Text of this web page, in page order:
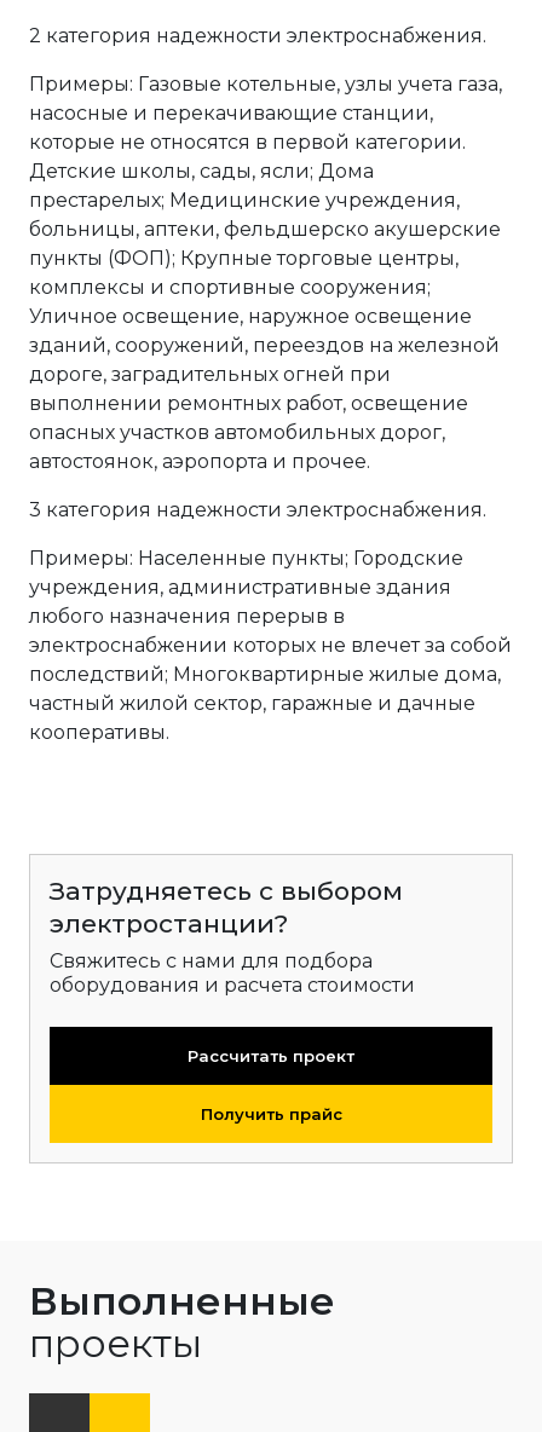
2 категория надежности электроснабжения.
Примеры: Газовые котельные, узлы учета газа,
насосные и перекачивающие станции,
которые не относятся в первой категории.
Детские школы, сады, ясли; Дома
престарелых; Медицинские учреждения,
больницы, аптеки, фельдшерско акушерские
пункты (ФОП); Крупные торговые центры,
комплексы и спортивные сооружения;
Уличное освещение, наружное освещение
зданий, сооружений, переездов на железной
дороге, заградительных огней при
выполнении ремонтных работ, освещение
опасных участков автомобильных дорог,
автостоянок, аэропорта и прочее.
3 категория надежности электроснабжения.
Примеры: Населенные пункты; Городские
учреждения, административные здания
любого назначения перерыв в
электроснабжении которых не влечет за собой
последствий; Многоквартирные жилые дома,
частный жилой сектор, гаражные и дачные
кооперативы.
Затрудняетесь с выбором
электростанции?
Свяжитесь с нами для подбора
оборудования и расчета стоимости
Рассчитать проект
Получить прайс
Выполненные
проекты